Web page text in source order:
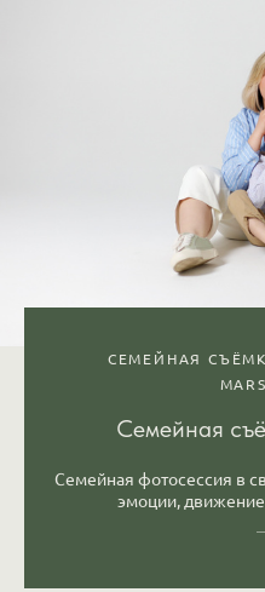
СЕМЕЙНАЯ
Семейная
Семейная фотосессия в
эмоции,